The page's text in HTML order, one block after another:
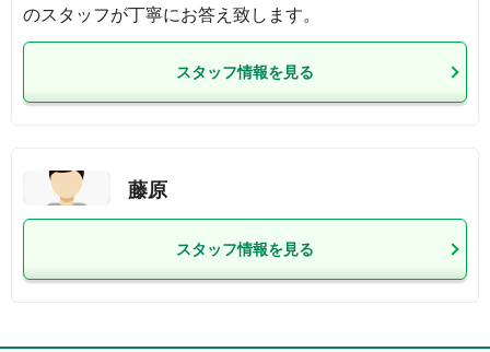
のスタッフが丁寧にお答え致します。
スタッフ情報を見る
藤原
スタッフ情報を見る